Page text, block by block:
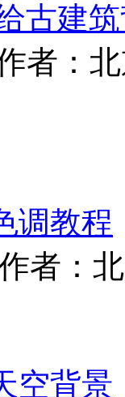
古建
者：
调教程
者：
空背景